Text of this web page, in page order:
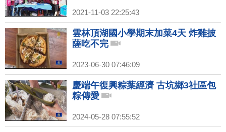
2021-11-03 22:25:43
雲林頂湖國小學期末加菜4天 炸雞披
薩吃不完
2023-06-30 07:46:09
慶端午復興粽葉經濟 古坑鄉3社區包
粽傳愛
2024-05-28 07:55:52